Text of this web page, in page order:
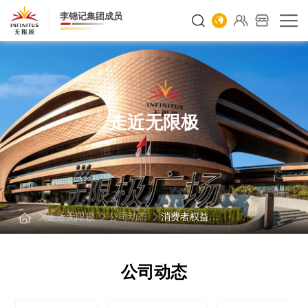
李锦记集团成员
走近无限极
走近无限极 公司动态 消费者权益保护
公司动态